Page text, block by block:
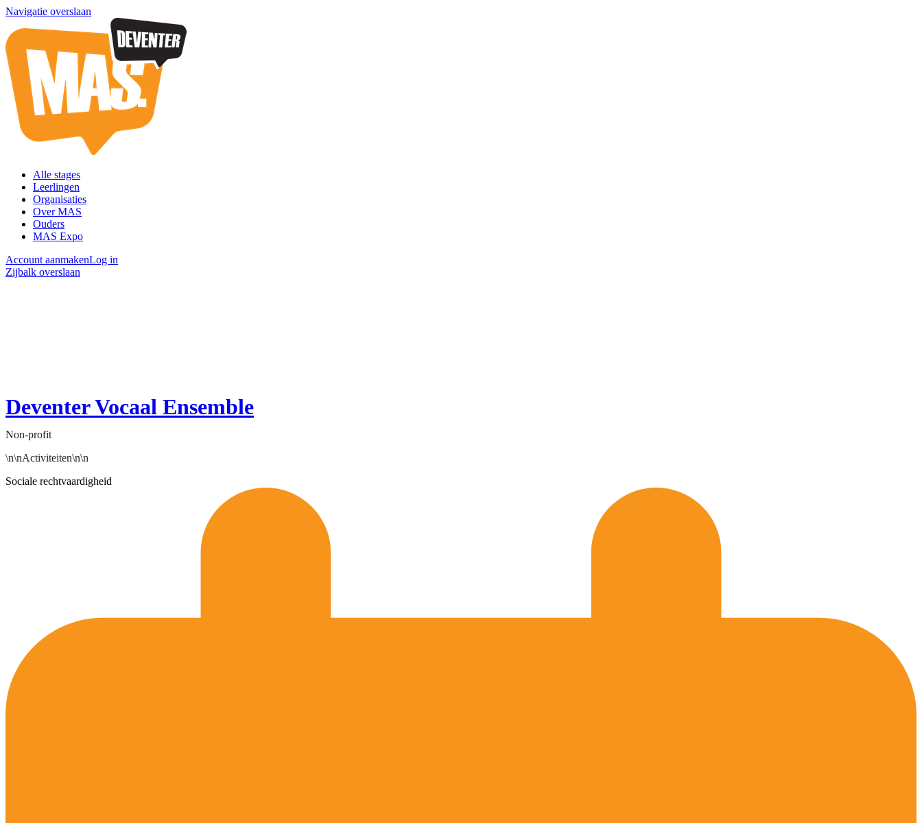
Navigatie overslaan
Alle stages
Leerlingen
Organisaties
Over MAS
Ouders
MAS Expo
Account aanmakenLog in
Zijbalk overslaan
Deventer Vocaal Ensemble
Non-profit
\n\nActiviteiten\n\n
Sociale rechtvaardigheid